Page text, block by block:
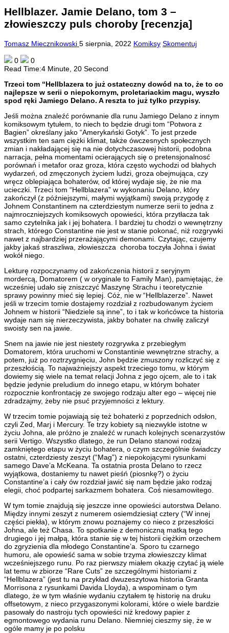
Hellblazer. Jamie Delano, tom 3 –
złowieszczy puls choroby [recenzja]
Tomasz Miecznikowski 5 sierpnia, 2022 Komiksy Skomentuj
0
0
Read Time:4 Minute, 20 Second
Trzeci tom “Hellblazera to już ostateczny dowód na to, że to co
najlepsze w serii o niepokornym, proletariackim magu, wyszło
spod ręki Jamiego Delano. A reszta to już tylko przypisy.
Jeśli można znaleźć porównanie dla runu Jamiego Delano z innym
komiksowym tytułem, to niech to będzie drugi tom “Potwora z
Bagien” określany jako “Amerykański Gotyk”. To jest przede
wszystkim ten sam ciężki klimat, także ówczesnych społecznych
zmian i nakładającej się na nie dotychczasowej historii, podobna
narracja, pełna momentami ocierających się o pretensjonalnosć
porównań i metafor oraz groza, która często wychodzi od błahych
wydarzeń, od zmęczonych życiem ludzi, groza obejmująca, czy
wręcz oblepiająca bohaterów, od której wydaje się, że nie ma
ucieczki. Trzeci tom “Hellblazera” w wykonaniu Delano, który
zakończył (z późniejszymi, małymi wyjątkami) swoją przygodę z
Johnem Constantinem na czterdziestym numerze serii to jedna z
najmroczniejszych komiksowych opowieści, która przytłacza tak
samo czytelnika jak i jej bohatera. I bardziej tu chodzi o wewnętrzny
strach, którego Constantine nie jest w stanie pokonać, niż rozgrywki
nawet z najbardziej przerażającymi demonami. Czytając, czujemy
jakby jakaś straszliwa, złowieszcza choroba toczyła Johna i świat
wokół niego.
Lekturę rozpoczynamy od zakończenia historii z seryjnym
mordercą, Domatorem ( w oryginale to Family Man), pamiętając, że
wcześniej udało się zniszczyć Maszynę Strachu i teoretycznie
sprawy powinny mieć się lepiej. Cóż, nie w “Hellblazerze”. Nawet
jeśli w trzecim tomie dostajemy rozdział z rozbudowanym życiem
Johnem w historii “Niedziele są inne”, to i tak w końcówce ta historia
wydaje nam się nierzeczywista, jakby bohater na chwilę zaliczył
swoisty sen na jawie.
Snem na jawie nie jest niestety rozgrywka z przebiegłym
Domatorem, która uruchomi w Constantinie wewnętrzne strachy, a
potem, już po roztrzygnięciu, John będzie zmuszony rozliczyć się z
przeszłością. To najważniejszy aspekt trzeciego tomu, w którym
dowiemy się wiele na temat relacji Johna z jego ojcem, ale to i tak
będzie jedynie preludium do innego etapu, w którym bohater
rozpocznie konfrontację ze swojego rodzaju alter ego – więcej nie
zdradzajmy, żeby nie psuć przyjemności z lektury.
W trzecim tomie pojawiają się też bohaterki z poprzednich odsłon,
czyli Zed, Marj i Mercury. Te trzy kobiety są niezwykle istotne w
życiu Johna, ale próżno je znaleźć w runach kolejnych scenarzystów
serii Vertigo. Wszystko dlatego, że run Delano stanowi rodzaj
zamkniętego etapu w życiu bohatera, o czym szczególnie świadczy
ostatni, czterdziesty zeszyt (“Mag”) z niepokojącymi rysunkami
samego Dave’a McKeana. Ta ostatnia prosta Delano to rzecz
wyjątkowa, dostaniemy tu nawet pieśń (piosnkę?) o życiu
Constantine’a i cały ów rozdział jawić się nam będzie jako rodzaj
elegii, choć podpartej sarkazmem bohatera. Coś niesamowitego.
W tym tomie znajdują się jeszcze inne opowieści autorstwa Delano.
Między innymi zeszyt z numerem osiemdziesiąt cztery (“W innej
części piekła), w którym znowu poznajemy co nieco z przeszłości
Johna, ale też Chasa. To spotkanie z demoniczną matką tego
drugiego i jej małpą, która stanie się w tej historii ciężkim orzechem
do zgryzienia dla młodego Constantine’a. Sporo tu czarnego
humoru, ale opowieść sama w sobie trzyma złowieszczy klimat
wcześniejszego runu. Po raz pierwszy miałem okazję czytać ją wiele
lat temu w zbiorze “Rare Cuts” ze szczególnymi historiami z
“Hellblazera” (jest tu na przykład dwuzeszytowa historia Granta
Morrisona z rysunkami Davida Lloyda), a wspominam o tym
dlatego, że w tym właśnie wydaniu czytałem tę historię na druku
offsetowym, z nieco przygaszonymi kolorami, które o wiele bardzie
pasowały do nastroju tych opowieści niż kredowy papier z
egmontowego wydania runu Delano. Niemniej cieszmy się, że w
ogóle mamy je po polsku